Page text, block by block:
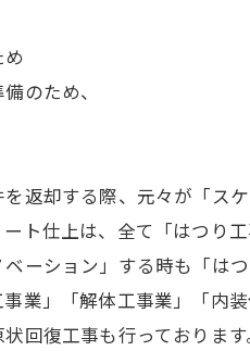
め
のため、
返却する際、元々が「ス
ト仕上は、全て「はつり工
ーション」する時も「は
業」「解体工事業」「内
回復工事も行っております